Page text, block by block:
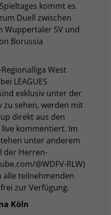
kommt es
Duell zwischen
Wuppertaler SV und
Borussia
West
LEAGUES
exklusiv unter der
zu sehen, werden mit
direkt aus den
kommentiert. Im
unter anderem
der Herren-
@WDFV-RLW)
alle teilnehmenden
zur Verfügung.
Köln